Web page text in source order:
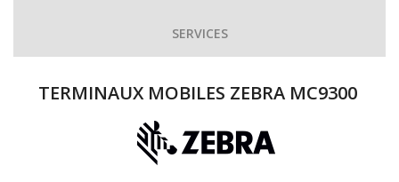
SERVICES
TERMINAUX MOBILES ZEBRA MC9300